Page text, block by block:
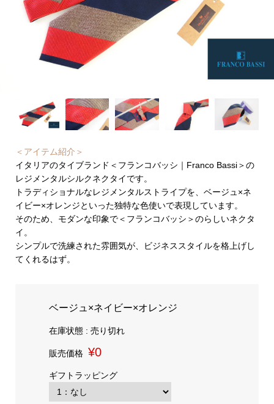
＜アイテム紹介＞
イタリアのタイブランド＜フランコバッシ｜Franco Bassi＞の
レジメンタルシルクネクタイです。
トラディショナルなレジメンタルストライプを、ベージュ×ネ
イビー×オレンジといった独特な色使いで表現しています。
そのため、モダンな印象で＜フランコバッシ＞のらしいネクタ
イ。
シンプルで洗練された雰囲気が、ビジネススタイルを格上げし
てくれるはず。
ベージュ×ネイビー×オレンジ
在庫状態 : 売り切れ
販売価格 ¥0
ギフトラッピング